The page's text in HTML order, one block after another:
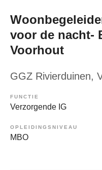
voor de nacht-
Voorhout
GGZ Rivierduinen,
FUNCTIE
Verzorgende IG
OPLEIDINGSNIVEAU
MBO